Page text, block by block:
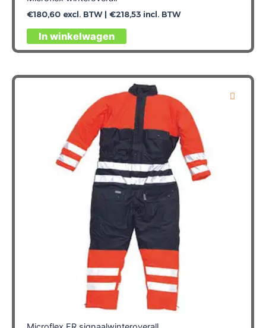
€180,60excl. BTW | €218,53incl. BTW
In winkelwagen
Dit
product
meerdere
variaties.
Deze
optie
kan
gekozen
worden
op
de
productpagina